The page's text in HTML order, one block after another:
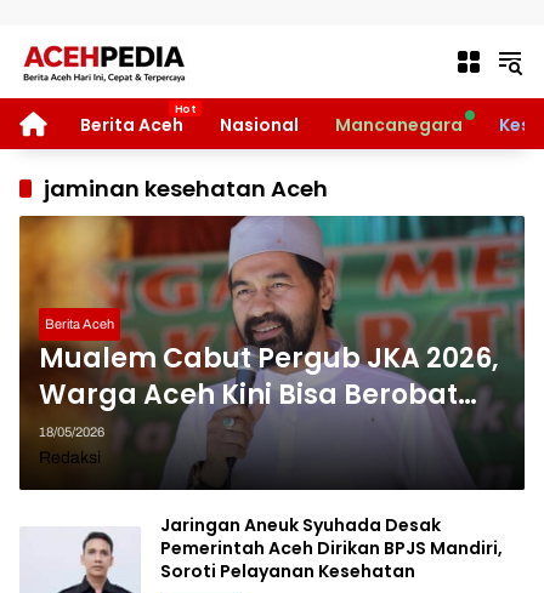
HOMEBerita Aceh Nasional Mancanegara
jaminan kesehatan Aceh
Berita Aceh
Mualem Cabut Pergub JKA 2026,
Warga Aceh Kini Bisa Berobat
Gratis Seperti Biasa
18/05/2026
Redaksi
Jaringan Aneuk Syuhada Desak
Pemerintah Aceh Dirikan BPJS Mandiri,
Soroti Pelayanan Kesehatan